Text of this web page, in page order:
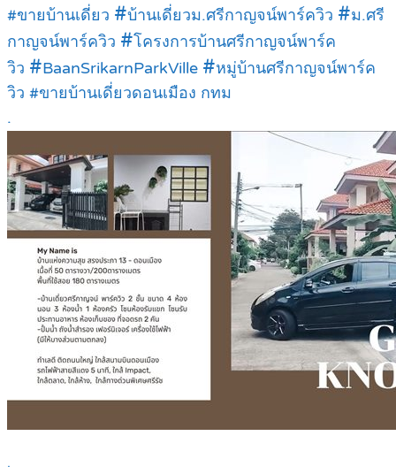
#ขายบ้านเดี่ยว #บ้านเดี่ยวม.ศรีกาญจน์พาร์ควิว #ม.ศรี
กาญจน์พาร์ควิว #โครงการบ้านศรีกาญจน์พาร์ค
วิว #BaanSrikarnParkVille #หมู่บ้านศรีกาญจน์พาร์ค
วิว #ขายบ้านเดี่ยวดอนเมือง กทม
.
.